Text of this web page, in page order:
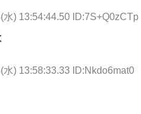
水) 13:54:44.50 ID:7S+Q0zCTp
水) 13:58:33.33 ID:Nkdo6mat0